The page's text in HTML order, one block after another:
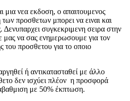
μια νεα εκδοση, ο απαιτουμενος
προσθετων μπορει να ειναι και
Δενυπαρχει συγκεκριμενη σειρα στην
να σας ενημερωσουμε για τον
προσθετου για το οποιο
ή αντικατασταθεί με άλλο
δεν ισχύει πλέον η προσφορά
με 50% έκπτωση.